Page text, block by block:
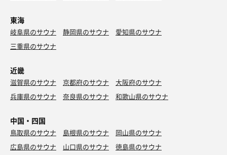
東海
岐阜県のサウナ 静岡県のサウナ
愛知県のサウナ
三重県のサウナ
近畿
滋賀県のサウナ 京都府のサウナ
大阪府のサウナ
兵庫県のサウナ
奈良県のサウナ 和歌山県のサウナ
中国・四国
鳥取県のサウナ 島根県のサウナ
岡山県のサウナ
広島県のサウナ
山口県のサウナ
徳島県のサウナ